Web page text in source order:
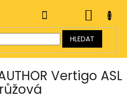
HLEDAT
KOŠÍK
Vertigo ASL